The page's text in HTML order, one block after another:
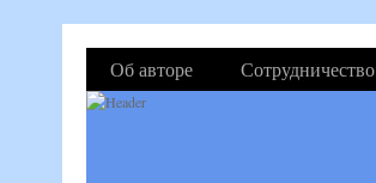
Об авторе Сотрудничество